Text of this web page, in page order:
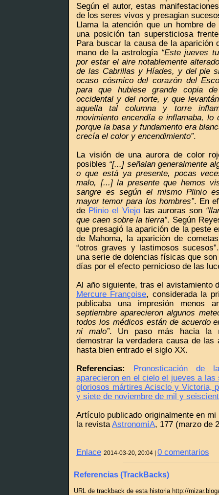
Según el autor, estas
de los seres vivos y presagian
Llama la atención que un hombre
una posición tan supersticiosa
Para buscar la causa de la aparición
mano de la astrología “Este jueves
por estar el aire notablemente
de las Cabrillas y Híades, y del pie
ocaso cósmico del corazón del
para que hubiese grande copia
occidental y del norte, y que
aquella tal columna y torre
movimiento encendía e inflamaba, lo
porque la basa y fundamento era
crecía el color y encendimiento”.
La visión de una aurora de color
posibles “[...] señalan generalmente
o que está ya presente, pocas
malo, [...] la presente que hemos
sangre es según el mismo Plinio
mayor temor para los hombres”. En
de Plinio el Viejolas auroras son
que caen sobre la tierra”. Según
que presagió la aparición de la peste
de Mahoma, la aparición de
“otros graves y lastimosos
una serie de dolencias físicas que
días por el efecto pernicioso de las
Al año siguiente, tras el avistamiento
Mercure Françoise, considerada la
publicaba una impresión menos
septiembre aparecieron algunos
todos los médicos están de acuerdo
ni malo”. Un paso más hacia la
demostrar la verdadera causa de las
hasta bien entrado el siglo XX.
Referencias:
Pronosticación de
aparecieron en el cielo el jueves a
gloriosos mártires Acisclo y Victoria,
y siete de noviembre de mil y
Artículo publicado originalmente en
la revista AstronomíA, 177 (marzo de
Enlace 2014-03-20, 20:04 | 0 comentarios
Referencias (TrackBacks)
URL de trackback de esta historia http://